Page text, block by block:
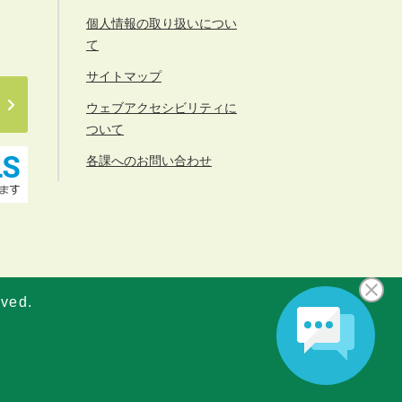
個人情報の取り扱いについ
て
サイトマップ
ウェブアクセシビリティに
ついて
各課へのお問い合わせ